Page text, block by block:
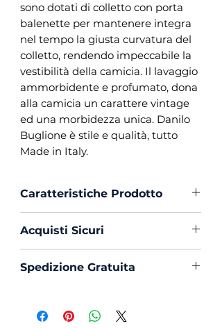
sono dotati di colletto con porta
balenette per mantenere integra
nel tempo la giusta curvatura del
colletto, rendendo impeccabile la
vestibilità della camicia. Il lavaggio
ammorbidente e profumato, dona
alla camicia un carattere vintage
ed una morbidezza unica. Danilo
Buglione è stile e qualità, tutto
Made in Italy.
Caratteristiche Prodotto
Collo : Francese con
Portastecche
Polso :Tondo
Mouche :Si
Acquisti Sicuri
sicurezza con PayPal o Carta di
Spedizione Gratuita
Gratuita